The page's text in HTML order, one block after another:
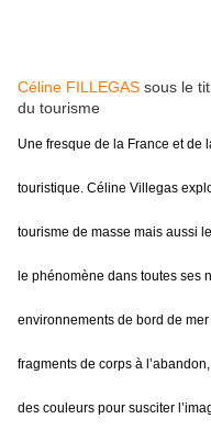
Céline FILLEGAS sous le
du tourisme
Une fresque de la France et de
touristique. Céline Villegas
tourisme de masse mais aussi
le phénomène dans toutes ses
environnements de bord de
fragments de corps à
des couleurs pour susciter